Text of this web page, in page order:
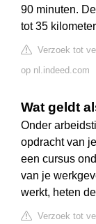
90 minuten.
tot 35
Verzoek tot
op nl.indeed.com
Wat geldt
Onder
opdracht van
een cursus
van je
werkt, heten
Verzoek tot